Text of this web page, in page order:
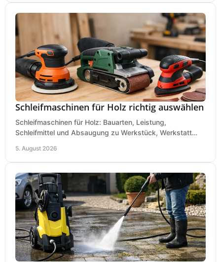
Schleifmaschinen für Holz richtig auswählen
Schleifmaschinen für Holz: Bauarten, Leistung,
Schleifmittel und Absaugung zu Werkstück, Werkstatt
5. August 2026